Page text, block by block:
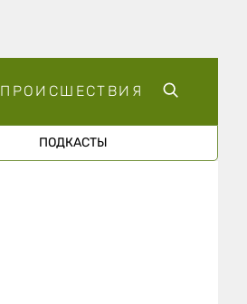
ПРОИСШЕСТВИЯ
ПОДКАСТЫ